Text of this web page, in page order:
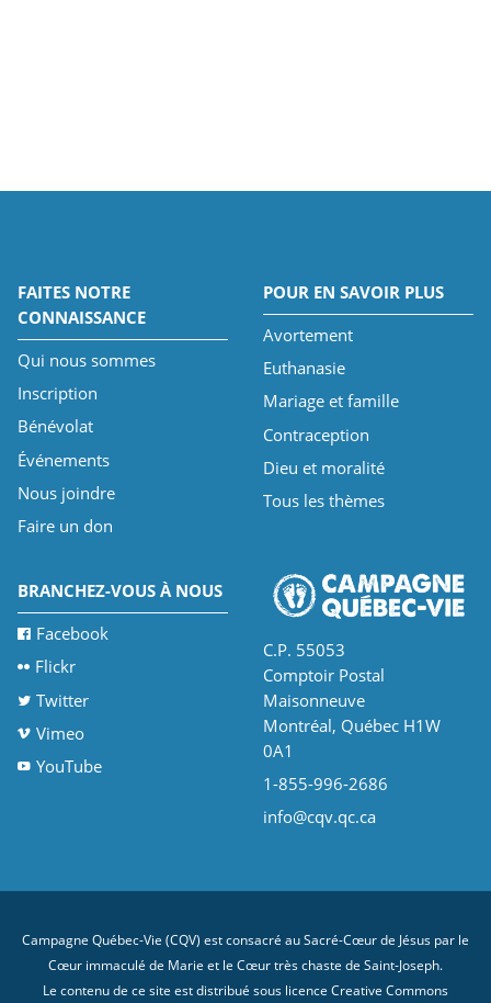
FAITES NOTRE
CONNAISSANCE
Qui nous sommes
Inscription
Bénévolat
Événements
Nous joindre
Faire un don
POUR EN SAVOIR PLUS
Avortement
Euthanasie
Mariage et famille
Contraception
Dieu et moralité
Tous les thèmes
BRANCHEZ-VOUS À NOUS
Facebook
Flickr
Twitter
Vimeo
YouTube
C.P. 55053
Comptoir Postal
Maisonneuve
Montréal, Québec H1W
0A1
1-855-996-2686
info@cqv.qc.ca
Campagne Québec-Vie (CQV) est consacré au Sacré-Cœur de Jésus par le
Cœur immaculé de Marie et le Cœur très chaste de Saint-Joseph.
Le contenu de ce site est distribué sous licence Creative Commons